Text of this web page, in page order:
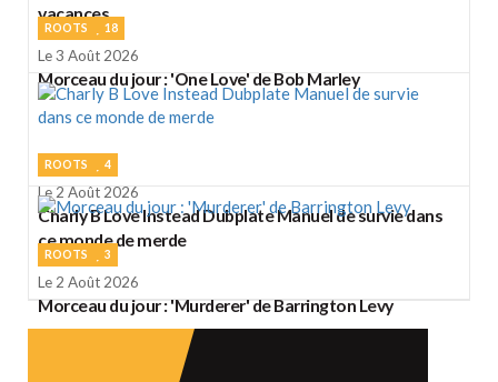
vacances
ROOTS 18
Le 3 Août 2026
Morceau du jour : 'One Love' de Bob Marley
ROOTS 4
Le 2 Août 2026
Charly B Love Instead Dubplate Manuel de survie dans
ce monde de merde
ROOTS 3
Le 2 Août 2026
Morceau du jour : 'Murderer' de Barrington Levy